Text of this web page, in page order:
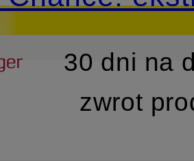
DO GŁÓWNEJ
Breuninger
30 dni na
zwrot